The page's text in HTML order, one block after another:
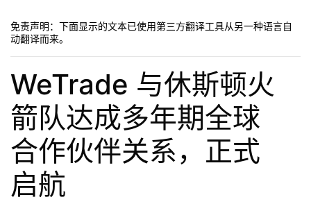
免责声明：下面显示的文本已使用第三方翻译工具从另一种语言自
动翻译而来。
WeTrade 与休斯顿火
箭队达成多年期全球
合作伙伴关系，正式
启航